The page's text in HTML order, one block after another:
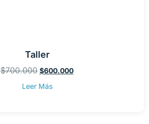
Taller
$700.000 $600.000
Leer Más